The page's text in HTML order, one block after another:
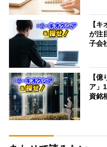
【
が注
子会
【
ア」
資銘